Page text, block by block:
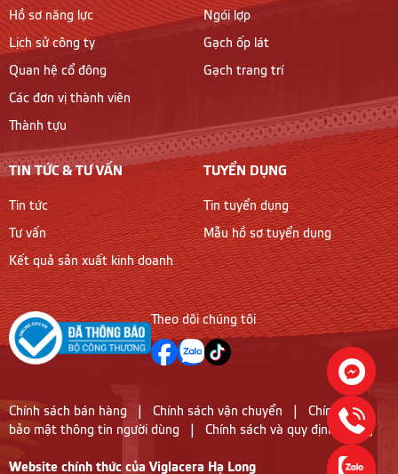
Hồ sơ năng lực
Lịch sử công ty
Quan hệ cổ đông
Các đơn vị thành viên
Thành tựu
Ngói lợp
Gạch ốp lát
Gạch trang trí
TIN TỨC & TƯ VẤN
Tin tức
Tư vấn
Kết quả sản xuất kinh doanh
TUYỂN DỤNG
Tin tuyển dụng
Mẫu hồ sơ tuyển dụng
Theo dõi chúng tôi
Chính sách bán hàng Chính sách vận chuyển
Chính sách
bảo mật thông tin người dùng
Chính sách và quy định chung
Website chính thức của Viglacera Hạ Long